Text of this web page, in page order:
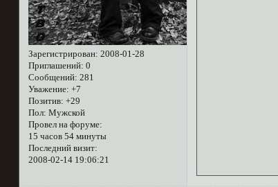
Зарегистрирован: 2008-01-28
Приглашений: 0
Сообщений: 281
Уважение: +7
Позитив: +29
Пол: Мужской
Провел на форуме:
15 часов 54 минуты
Последний визит:
2008-02-14 19:06:21